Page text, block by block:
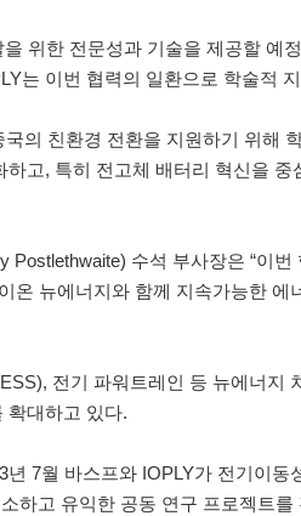
위한 전문성과 기술을 제공할 예
는 이번 협력의 일환으로 학술적
의 친환경 전환을 지원하기 위해
고, 특히 전고체 배터리 혁신을
수석 부사장은 “이
뉴에너지와 함께 지속가능한 에
전기 파워트레인 등 뉴에너지
확대하고 있다.
7월 바스프와 IOPLY가 전기이동
고 유익한 공동 연구 프로젝트를